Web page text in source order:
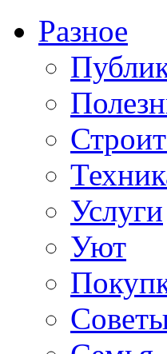
Разное
Услуги
Уют